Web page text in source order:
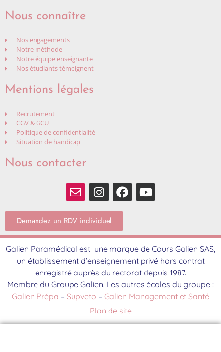
Nous connaître
Nos engagements
Notre méthode
Notre équipe enseignante
Nos étudiants témoignent
Mentions légales
Recrutement
CGV & GCU
Politique de confidentialité
Situation de handicap
Nous contacter
Demandez un RDV individuel
Galien Paramédical est une marque de Cours Galien SAS,
un établissement d’enseignement privé hors contrat
enregistré auprès du rectorat depuis 1987.
Membre du Groupe Galien. Les autres écoles du groupe :
Galien Prépa – Supveto – Galien Management et Santé
Plan de site